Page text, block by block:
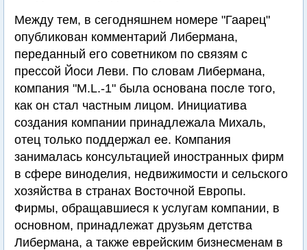
Между тем, в сегодняшнем номере "Гаарец"
опубликован комментарий Либермана,
переданный его советником по связям с
прессой Йоси Леви. По словам Либермана,
компания "M.L.-1" была основана после того,
как он стал частным лицом. Инициатива
создания компании принадлежала Михаль,
отец только поддержал ее. Компания
занималась консультацией иностранных фирм
в сфере виноделия, недвижимости и сельского
хозяйства в странах Восточной Европы.
Фирмы, обращавшиеся к услугам компании, в
основном, принадлежат друзьям детства
Либермана, а также еврейским бизнесменам в